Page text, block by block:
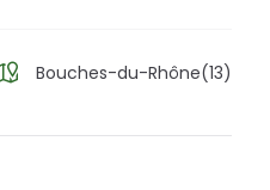
Bouches-du-Rhône(13)